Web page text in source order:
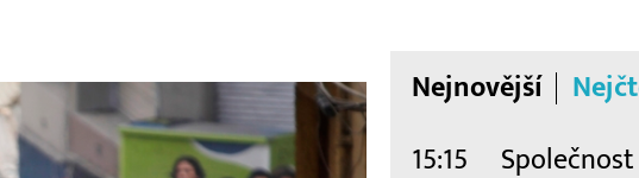
Nejnovější
15:15
Společnost